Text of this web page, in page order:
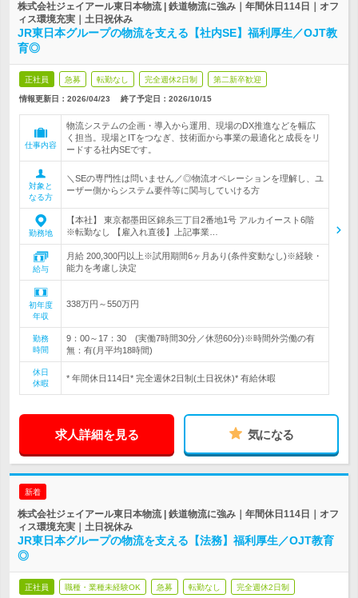
株式会社ジェイアール東日本物流 | 鉄道物流に強み｜年間休日114日｜オフ
ィス環境充実｜土日祝休み
JR東日本グループの物流を支える【社内SE】福利厚生／OJT教
育◎
正社員 急募 転勤なし 完全週休2日制 第二新卒歓迎
情報更新日：2026/04/23 終了予定日： 2026/10/15
仕事内容
物流システムの企画・導入から運用、現場のDX推進などを幅広
く担当。現場とITをつなぎ、技術面から事業の最適化と成長をリ
ードする社内SEです。
対象と
なる方
＼SEの専門性は問いません／◎物流オペレーションを理解し、ユ
ーザー側からシステム要件等に関与していける方
勤務地
【本社】 東京都墨田区錦糸三丁目2番地1号 アルカイースト6階
※転勤なし 【雇入れ直後】上記事業…
給与
月給 200,300円以上※試用期間6ヶ月あり(条件変動なし)※経験・
能力を考慮し決定
初年度
年収
338万円～550万円
勤務
時間
9：00～17：30 (実働7時間30分／休憩60分)※時間外労働の有
無：有(月平均18時間)
休日
休暇
* 年間休日114日* 完全週休2日制(土日祝休)* 有給休暇
求人詳細を見る 気になる
新着
株式会社ジェイアール東日本物流 | 鉄道物流に強み｜年間休日114日｜オフ
ィス環境充実｜土日祝休み
JR東日本グループの物流を支える【法務】福利厚生／OJT教育
◎
正社員 職種・業種未経験OK 急募 転勤なし 完全週休2日制